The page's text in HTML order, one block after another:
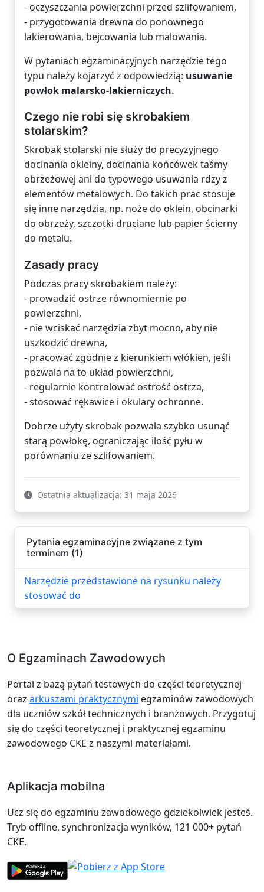
- oczyszczania powierzchni przed szlifowaniem,
- przygotowania drewna do ponownego
lakierowania, bejcowania lub malowania.
W pytaniach egzaminacyjnych narzędzie tego
typu należy kojarzyć z odpowiedzią: usuwanie
powłok malarsko-lakierniczych.
Czego nie robi się skrobakiem
stolarskim?
Skrobak stolarski nie służy do precyzyjnego
docinania okleiny, docinania końcówek taśmy
obrzeżowej ani do typowego usuwania rdzy z
elementów metalowych. Do takich prac stosuje
się inne narzędzia, np. noże do oklein, obcinarki
do obrzeży, szczotki druciane lub papier ścierny
do metalu.
Zasady pracy
Podczas pracy skrobakiem należy:
- prowadzić ostrze równomiernie po
powierzchni,
- nie wciskać narzędzia zbyt mocno, aby nie
uszkodzić drewna,
- pracować zgodnie z kierunkiem włókien, jeśli
pozwala na to układ powierzchni,
- regularnie kontrolować ostrość ostrza,
- stosować rękawice i okulary ochronne.
Dobrze użyty skrobak pozwala szybko usunąć
starą powłokę, ograniczając ilość pyłu w
porównaniu ze szlifowaniem.
Ostatnia aktualizacja: 31 maja 2026
Pytania egzaminacyjne związane z tym
terminem (1)
Narzędzie przedstawione na rysunku należy
stosować do
O Egzaminach Zawodowych
Portal z bazą pytań testowych do części teoretycznej
oraz arkuszami praktycznymi egzaminów zawodowych
dla uczniów szkół technicznych i branżowych. Przygotuj
się do części teoretycznej i praktycznej egzaminu
zawodowego CKE z naszymi materiałami.
Aplikacja mobilna
Ucz się do egzaminu zawodowego gdziekolwiek jesteś.
Tryb offline, synchronizacja wyników, 121 000+ pytań
CKE.